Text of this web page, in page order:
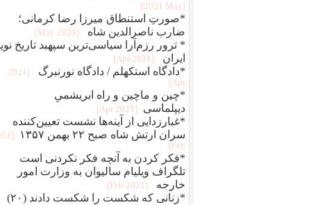
[2021 May]
*صورتِ استنطاق میرزا رضا کرمانی؛
ضارب ناصرالدین شاه
[2021 May]
* ترور رزم‌آرا سیاسی‌ترین سپهبد تاریخ
ایران
[2021 Apr]
*دادگاه استکهلم / دادگاه نورنبرگ
[2021
Apr]
*چین و ماچین و راه ابريشمیِ
ديپلماسی
[2021 Apr]
*غبارزدایی از آینه‌ها نشست تعیین‌کننده
سران ارتش شاه صبح ۲۲ بهمن ۱۳۵۷
Feb]
*فکر کردن به آنچه فکر نکردنی است
تلگراف ویلیام سالیوان به وزارت امور
خارجه
[2021 Feb]
*زنانی که شکست را شکست دادند (۲۰)